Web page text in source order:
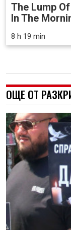
The Lump
In The
8 h 19 min
ОЩЕ ОТ